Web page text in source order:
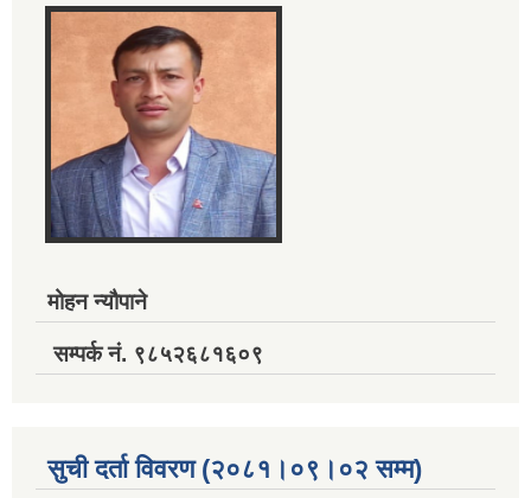
मोहन न्यौपाने
सम्पर्क नं. ९८५२६८१६०९
सुची दर्ता विवरण (२०८१।०९।०२ सम्म)